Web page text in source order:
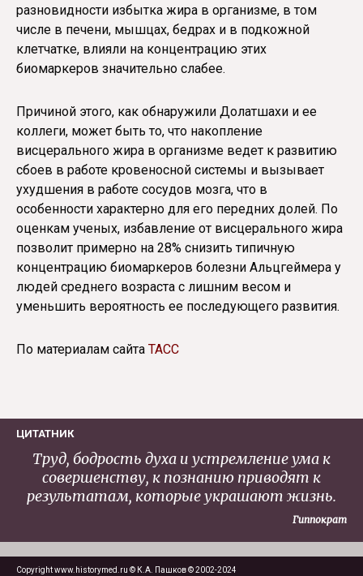
разновидности избытка жира в организме, в том
числе в печени, мышцах, бедрах и в подкожной
клетчатке, влияли на концентрацию этих
биомаркеров значительно слабее.
Причиной этого, как обнаружили Долатшахи и ее
коллеги, может быть то, что накопление
висцерального жира в организме ведет к развитию
сбоев в работе кровеносной системы и вызывает
ухудшения в работе сосудов мозга, что в
особенности характерно для его передних долей. По
оценкам ученых, избавление от висцерального жира
позволит примерно на 28% снизить типичную
концентрацию биомаркеров болезни Альцгеймера у
людей среднего возраста с лишним весом и
уменьшить вероятность ее последующего развития.
По материалам сайта ТАСС
ЦИТАТНИК
Труд, бодрость духа и устремление ума к
совершенству, к познанию приводят к
результатам, которые украшают жизнь.
Гиппократ
Copyright www.historymed.ru © К.А. Пашков © 2002-2024